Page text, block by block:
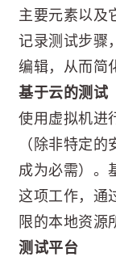
主要元素以及
记录测试步骤
编辑，从而简
基于云的测试
使用虚拟机进
（除非特定
成为必需）。
这项工作，通
限的本地资源
测试平台